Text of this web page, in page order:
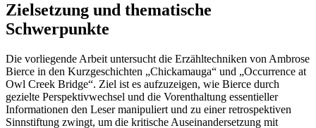
Zielsetzung und thematische
Schwerpunkte
Die vorliegende Arbeit untersucht die Erzähltechniken von Ambrose
Bierce in den Kurzgeschichten „Chickamauga“ und „Occurrence at
Owl Creek Bridge“. Ziel ist es aufzuzeigen, wie Bierce durch
gezielte Perspektivwechsel und die Vorenthaltung essentieller
Informationen den Leser manipuliert und zu einer retrospektiven
Sinnstiftung zwingt, um die kritische Auseinandersetzung mit